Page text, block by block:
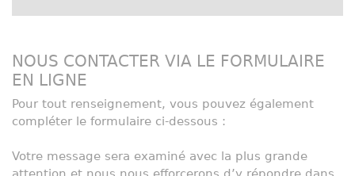
NOUS CONTACTER VIA LE FORMULAIRE
EN LIGNE
Pour tout renseignement, vous pouvez également
compléter le formulaire ci-dessous :
Votre message sera examiné avec la plus grande